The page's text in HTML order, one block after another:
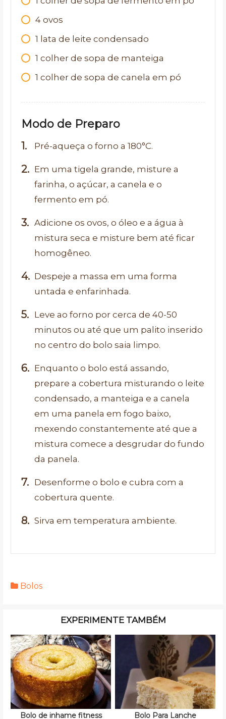
4 ovos
1 lata de leite condensado
1 colher de sopa de manteiga
1 colher de sopa de canela em pó
Modo de Preparo
Pré-aqueça o forno a 180°C.
Em uma tigela grande, misture a
farinha, o açúcar, a canela e o
fermento em pó.
Adicione os ovos, o óleo e a água à
mistura seca e misture bem até ficar
homogêneo.
Despeje a massa em uma forma
untada e enfarinhada.
Leve ao forno por cerca de 40-50
minutos ou até que um palito inserido
no centro do bolo saia limpo.
Enquanto o bolo está assando,
prepare a cobertura misturando o leite
condensado, a manteiga e a canela
em uma panela em fogo baixo,
mexendo constantemente até que a
mistura comece a desgrudar do fundo
da panela.
Desenforme o bolo e cubra com a
cobertura quente.
Sirva em temperatura ambiente.
Bolos
EXPERIMENTE TAMBÉM
Bolo de inhame fitness Bolo Para Lanche